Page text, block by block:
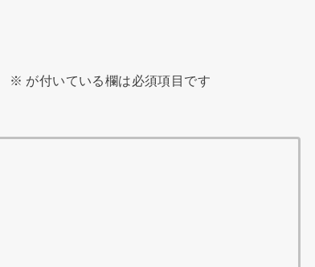
※ が付いている欄は必須項目です